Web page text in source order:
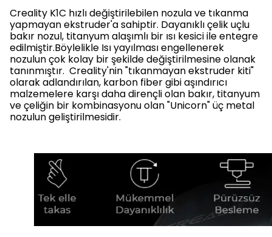
Creality K1C hızlı değiştirilebilen nozula ve tıkanma
yapmayan ekstruder'a sahiptir. Dayanıklı çelik uçlu
bakır nozul, titanyum alaşımlı bir ısı kesici ile entegre
edilmiştir.Böylelikle Isı yayılması engellenerek
nozulun çok kolay bir şekilde değiştirilmesine olanak
tanınmıştır. Creality'nin "tıkanmayan ekstruder kiti"
olarak adlandırılan, karbon fiber gibi aşındırıcı
malzemelere karşı daha dirençli olan bakır, titanyum
ve çeliğin bir kombinasyonu olan "Unicorn" üç metal
nozulun geliştirilmesidir.